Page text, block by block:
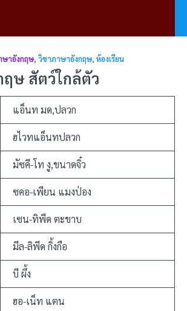
าอังกฤษ, วิชาภาษาอังกฤษ, ห้องเรียน
ษ สัตว์ใกล้ตัว
แอ็นท มด,ปลวก
ฮไวทแอ็นทปลวก
มัซคี-โท งู,ขนาดจิ๋ว
ซคอ-เพียน แมงป่อง
เซน-ทิพีด ตะขาบ
มีล-ลิพีด กิ้งกือ
บี ผึ้ง
ฮอ-เน็ท แตน